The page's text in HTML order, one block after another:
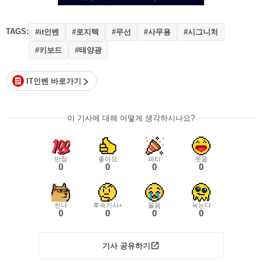
TAGS: #it인벤 #로지텍 #무선 #사무용 #시그니처
#키보드 #태양광
IT인벤 바로가기
이 기사에 대해 어떻게 생각하시나요?
만점
0
좋아요
0
파티
0
웃음
0
씬나
0
후속기사+
0
울음
0
녹는다
0
기사 공유하기